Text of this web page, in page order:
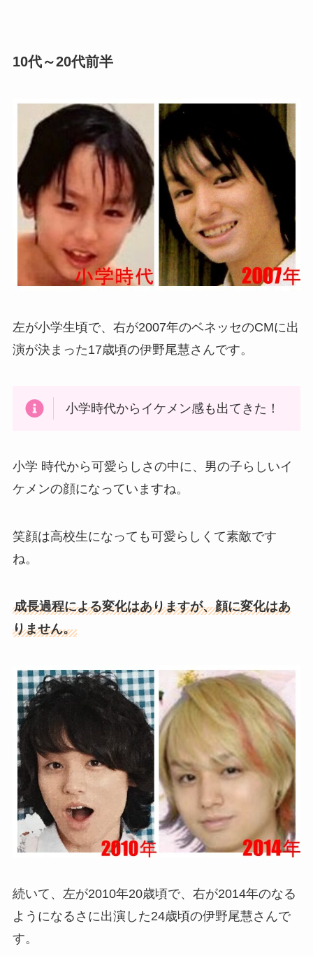
10代～20代前半
左が小学生頃で、右が2007年のベネッセのCMに出
演が決まった17歳頃の伊野尾慧さんです。
小学時代からイケメン感も出てきた！
小学 時代から可愛らしさの中に、男の子らしいイ
ケメンの顔になっていますね。
笑顔は高校生になっても可愛らしくて素敵です
ね。
成長過程による変化はありますが、顔に変化はあ
りません。
続いて、左が2010年20歳頃で、右が2014年のなる
ようになるさに出演した24歳頃の伊野尾慧さんで
す。